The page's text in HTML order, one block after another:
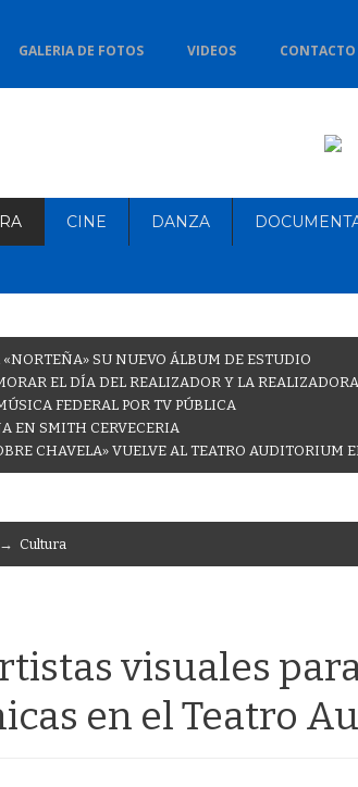
GALERIA DE FOTOS VIDEOS CONTACTO
CINE DANZA
«NORTEÑA» SU NUEVO ÁLBUM DE ESTUDIO
EL DÍA DEL REALIZADOR Y LA
FEDERAL POR TV PÚBLICA
EN SMITH CERVECERIA
CHAVELA» VUELVE AL TEATRO AUDITORIUM
→ Cultura
visuales
en el Teatro